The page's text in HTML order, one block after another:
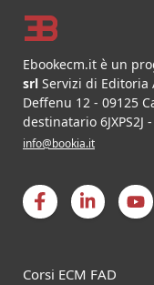
Ebookecm.it è un
srl Servizi di Editoria
Deffenu 12 - 09125
destinatario 6JXPS2J
info@bookia.it
Corsi ECM FAD